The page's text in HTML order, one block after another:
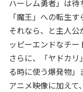
ハーレム勇者」は待
「魔王」への転生
それなら、と主人
ッピーエンドなチー
さらに、「ヤドカ
る時に使う爆発物」
アニメ映像に加えて